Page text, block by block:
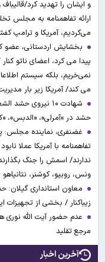
و ایشان را تهدید کرد/
ارائه تفاهمنامه به مجلس
می‌کردیم، آمریکا و ترامپ
بخشایش اردستانی، عضو
پیدا می کرد، اعضای ناتو
نمی‌خریم، بلکه سیستم
می کند/ آمریکا زیر بار
شهادت ۱۰ نیروی
حشد در »آمرلی»، «الدبس»،
غضنفری، نماینده مجلس:
تفاهمنامه با آمریکا عملا
ندارند/ اسمش را جنگ
ونس، روبیو، کوشنر،
معاون استانداری گیلان:
زیباکنار / بخشی از
عدم حضور آیت الله نوری
مرجع تقلید
آخرین اخبار